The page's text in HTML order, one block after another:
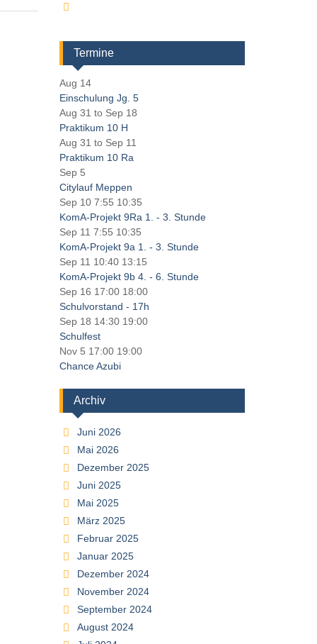
Termine
Aug 14
Einschulung Jg. 5
Aug 31 to Sep 18
Praktikum 10 H
Aug 31 to Sep 11
Praktikum 10 Ra
Sep 5
Citylauf Meppen
Sep 107:55 10:35
KomA-Projekt 9Ra 1. - 3. Stunde
Sep 11 7:55 10:35
KomA-Projekt 9a 1. - 3. Stunde
Sep 11 10:40 13:15
KomA-Projekt 9b 4. - 6. Stunde
Sep 16 17:00 18:00
Schulvorstand - 17h
Sep 18 14:30 19:00
Schulfest
Nov 5 17:00 19:00
Chance Azubi
Archiv
Juni 2026
Mai 2026
Dezember 2025
Juni 2025
Mai 2025
März 2025
Februar 2025
Januar 2025
Dezember 2024
November 2024
September 2024
August 2024